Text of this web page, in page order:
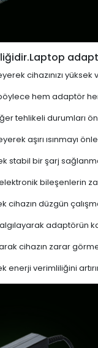
cihazınızı
böylece hem adaptör
tehlikeli durumları
aşırı ısınmayı
stabil bir şarj
bileşenlerin
düzgün
adaptörün
cihazın zarar
enerji verimliliğini